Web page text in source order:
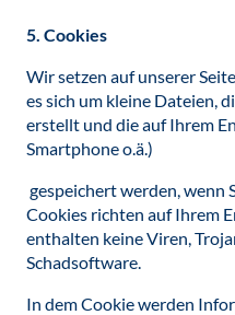
5. Cookies
Wir setzen auf unserer
es sich um kleine Dateien,
erstellt und die auf Ihrem
Smartphone o.ä.)
gespeichert werden, wenn
Cookies richten auf Ihrem
enthalten keine Viren,
Schadsoftware.
In dem Cookie werden